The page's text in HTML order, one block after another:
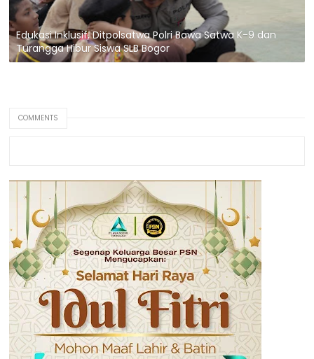
Edukasi Inklusif, Ditpolsatwa Polri Bawa Satwa K-9 dan
Turangga Hibur Siswa SLB Bogor
COMMENTS